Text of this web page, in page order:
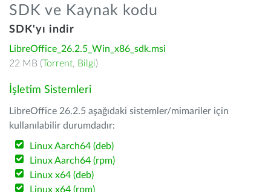
SDK ve Kaynak kodu
SDK'yı indir
LibreOffice_26.2.5_Win_x86_sdk.msi
22 MB (Torrent, Bilgi)
İşletim Sistemleri
LibreOffice 26.2.5 aşağıdaki sistemler/mimariler için
kullanılabilir durumdadır:
Linux Aarch64 (deb)
Linux Aarch64 (rpm)
Linux x64 (deb)
Linux x64 (rpm)